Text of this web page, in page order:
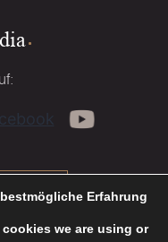
UNS
Erfahrung
we are using or